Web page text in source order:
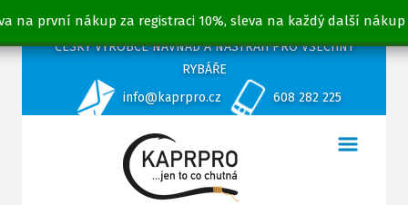
na první nákup za registraci 10%, sleva na každý další nákup
ČESKÝ VÝROBCE NÁVNAD A NÁSTRAH PRO VŠECHNY
RYBÁŘE
info@kaprpro.cz
608 282 225